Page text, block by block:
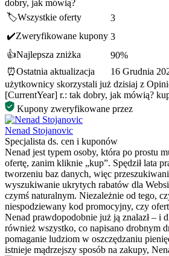
dobry, jak mówią?
🏷️Wszystkie oferty
3
✔️Zweryfikowane kupony 3
👍Najlepsza zniżka
90%
⏰Ostatnia aktualizacja
16 Grudnia
użytkownicy skorzystali już dzisiaj z
[CurrentYear] r.: tak dobry, jak mówią?
Kupony zweryfikowane przez
Nenad Stojanovic
Specjalista ds. cen i kuponów
Nenad jest typem osoby, która po prostu
ofertę, zanim kliknie „kup”. Spędził lata
tworzeniu baz danych, więc
wyszukiwanie ukrytych rabatów dla
czymś naturalnym. Niezależnie od tego,
niespodziewany kod promocyjny, czy
Nenad prawdopodobnie już ją znalazł – i
również wszystko, co napisano drobnym
pomaganie ludziom w oszczędzaniu
istnieje mądrzejszy sposób na zakupy,